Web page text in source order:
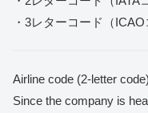
・3レターコード（
Airline code (2-letter
Since the company is